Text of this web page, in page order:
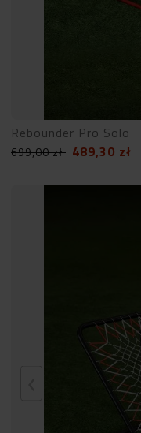
Rebounder Pro Solo
699,00zł 489,30 zł